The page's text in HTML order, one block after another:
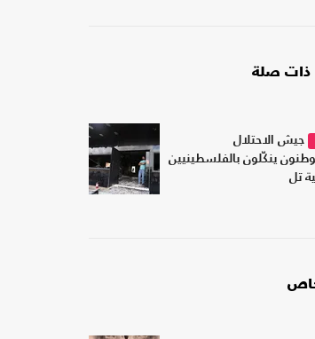
ذات صلة
جيش الاحتلال
ينكّلون بالفلسطينيين
تل
خاص